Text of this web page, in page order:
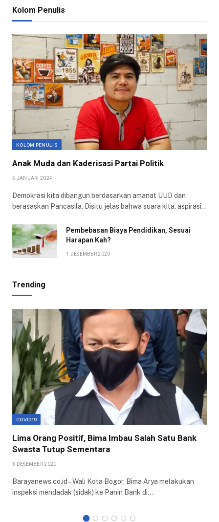
Kolom Penulis
KOLOM PENULIS
Anak Muda dan Kaderisasi Partai Politik
5 JANUARI 2024
Demokrasi kita dibangun berdasarkan amanat UUD dan
berasaskan Pancasila. Disitu jelas bahwa suara kita, aspirasi…
Pembebasan Biaya Pendidikan, Sesuai
Harapan Kah?
1 DESEMBER 2020
Trending
COVID19
Lima Orang Positif, Bima Imbau Salah Satu Bank
Swasta Tutup Sementara
3 DESEMBER 2020
Barayanews.co.id – Wali Kota Bogor, Bima Arya melakukan
inspeksi mendadak (sidak) ke Panin Bank di…